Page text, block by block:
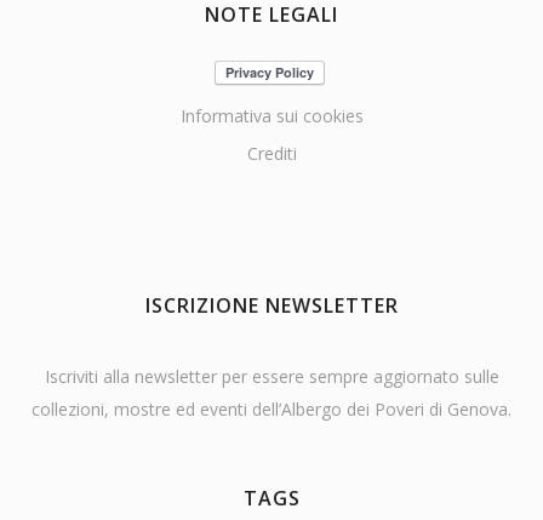
NOTE LEGALI
Informativa sui cookies
Crediti
ISCRIZIONE NEWSLETTER
Iscriviti alla newsletter per essere sempre aggiornato sulle
collezioni, mostre ed eventi dell’Albergo dei Poveri di Genova.
TAGS